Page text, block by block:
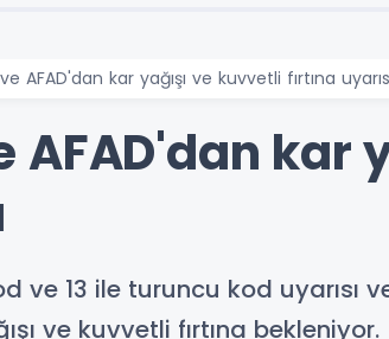
AFAD'dan kar yağışı ve kuvvetli fırtına
kar
ve 13 ile turuncu kod uyarısı
ve kuvvetli fırtına bekleniyor.